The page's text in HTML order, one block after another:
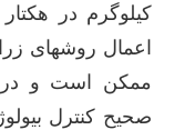
کیلوگرم در
اعمال روشهای
ممکن است و
صحیح کنترل